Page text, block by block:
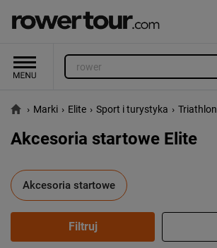
› Marki › Elite › Sport i turystyka › Triathlon
Akcesoria startowe Elite
Akcesoria startowe